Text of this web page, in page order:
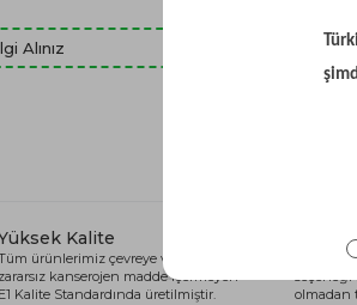
Alınız
Son
Kalite
ürünlerimiz çevreye ve sağlığa
zararsız kanserojen madde içermeyen
E1 Kalite Standardında üretilmiştir.
olmadan